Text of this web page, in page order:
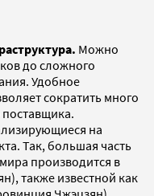
Можно
до сложного
Удобное
сократить много
на
Так, большая часть
производится в
также известной как